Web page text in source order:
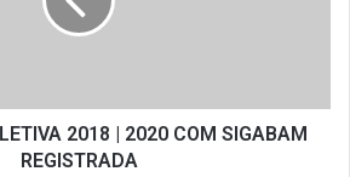
2018 | 2020 COM SIGABAM
REGISTRADA